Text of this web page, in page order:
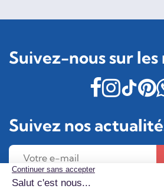
Suivez-nous sur les
Suivez nos